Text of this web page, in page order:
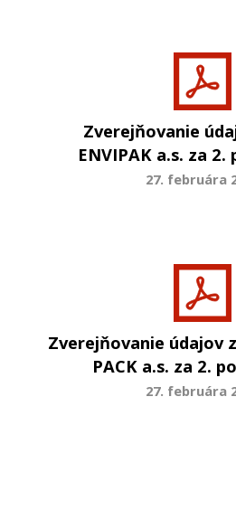
Zverejňovanie
ENVIPAK a.s. za
27. februára
Zverejňovanie údajov
PACK a.s. za 2.
27. februára